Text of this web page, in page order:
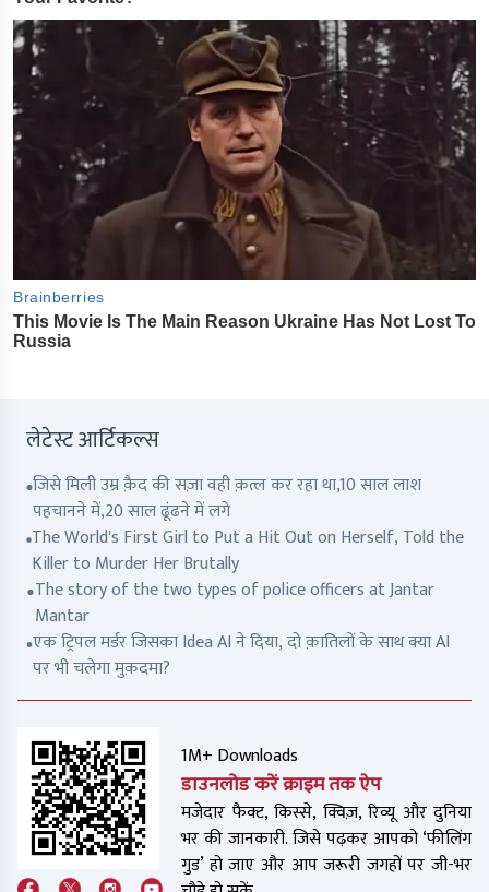
लेटेस्ट आर्टिकल्स
जिसे मिली उम्र क़ैद की सज़ा वही क़त्ल कर रहा था,10 साल लाश
पहचानने में,20 साल ढूंढने में लगे
The World's First Girl to Put a Hit Out on Herself, Told the
Killer to Murder Her Brutally
The story of the two types of police officers at Jantar
Mantar
एक ट्रिपल मर्डर जिसका Idea AI ने दिया, दो क़ातिलों के साथ क्या AI
पर भी चलेगा मुक़दमा?
1M+ Downloads
डाउनलोड करें क्राइम तक ऐप
मजेदार फैक्ट, किस्से, क्विज़, रिव्यू और दुनिया
भर की जानकारी. जिसे पढ़कर आपको ‘फीलिंग
गुड’ हो जाए और आप जरूरी जगहों पर जी-भर